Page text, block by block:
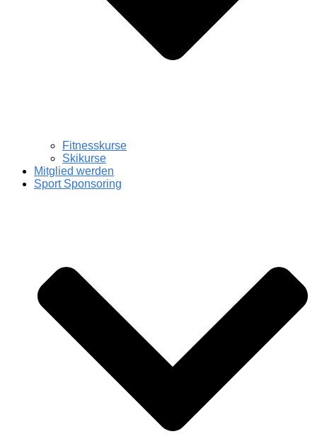
Fitnesskurse
Skikurse
Mitglied werden
Sport Sponsoring